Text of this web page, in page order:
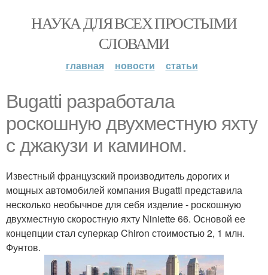
НАУКА ДЛЯ ВСЕХ ПРОСТЫМИ
СЛОВАМИ
главная новости статьи
Bugatti разработала
роскошную двухместную яхту
с джакузи и камином.
Известный французский производитель дорогих и
мощных автомобилей компания Bugatti представила
несколько необычное для себя изделие - роскошную
двухместную скоростную яхту Niniette 66. Основой ее
концепции стал суперкар Chiron стоимостью 2, 1 млн.
Фунтов.